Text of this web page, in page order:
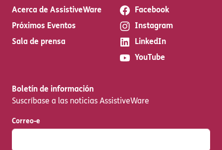
Acerca de AssistiveWare
Próximos Eventos
Sala de prensa
Facebook
Instagram
LinkedIn
YouTube
Boletín de información
Suscríbase a las noticias AssistiveWare
Correo-e